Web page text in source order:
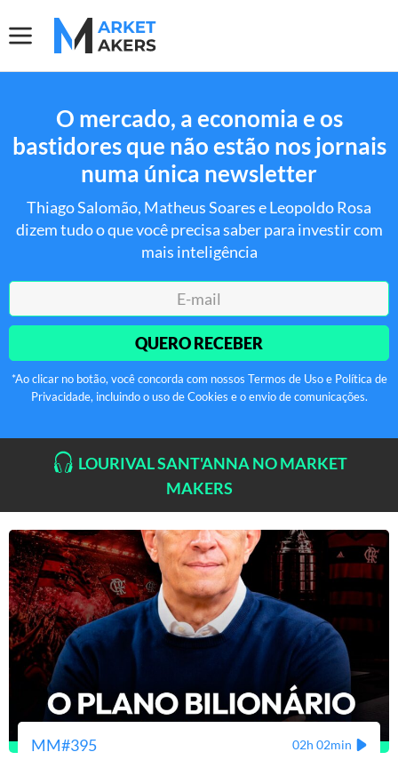
O mercado, a economia e os
bastidores que não estão nos jornais
numa única newsletter
Thiago Salomão, Matheus Soares e Leopoldo Rosa
dizem tudo o que você precisa saber para investir com
mais inteligência
QUERO RECEBER
*Ao clicar no botão, você concorda com nossos Termos de Uso e Política de
Privacidade, incluindo o uso de Cookies e o envio de comunicações.
LOURIVAL SANT'ANNA NO MARKET
MAKERS
MM#395 02h 02min